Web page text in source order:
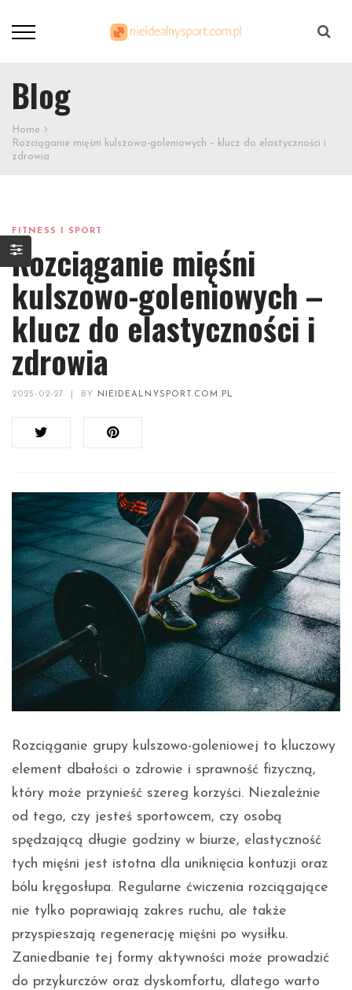
Blog
Home
Rozciąganie mięśni kulszowo-goleniowych – klucz do elastyczności i
zdrowia
FITNESS I SPORT
Rozciąganie mięśni
kulszowo-goleniowych –
klucz do elastyczności i
zdrowia
2025-02-27 BY NIEIDEALNYSPORT.COM.PL
Rozciąganie grupy kulszowo-goleniowej to kluczowy
element dbałości o zdrowie i sprawność fizyczną,
który może przynieść szereg korzyści. Niezależnie
od tego, czy jesteś sportowcem, czy osobą
spędzającą długie godziny w biurze, elastyczność
tych mięśni jest istotna dla uniknięcia kontuzji oraz
bólu kręgosłupa. Regularne ćwiczenia rozciągające
nie tylko poprawiają zakres ruchu, ale także
przyspieszają regenerację mięśni po wysiłku.
Zaniedbanie tej formy aktywności może prowadzić
do przykurczów oraz dyskomfortu, dlatego warto